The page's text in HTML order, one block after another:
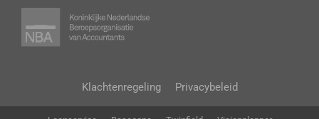
Klachtenregeling Privacybeleid